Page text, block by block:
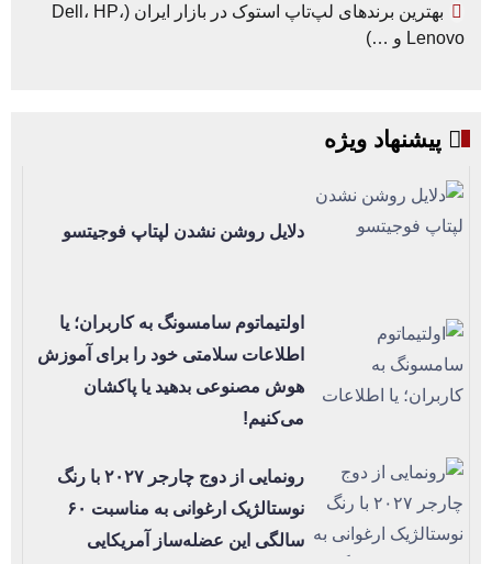
بهترین برندهای لپ‌تاپ استوک در بازار ایران (Dell، HP،
Lenovo و …)
پیشنهاد ویژه
دلایل روشن نشدن لپتاپ فوجیتسو
اولتیماتوم سامسونگ به کاربران؛ یا
اطلاعات سلامتی خود را برای آموزش
هوش مصنوعی بدهید یا پاکشان
می‌کنیم!
رونمایی از دوج چارجر ۲۰۲۷ با رنگ
نوستالژیک ارغوانی به مناسبت ۶۰
سالگی این عضله‌ساز آمریکایی